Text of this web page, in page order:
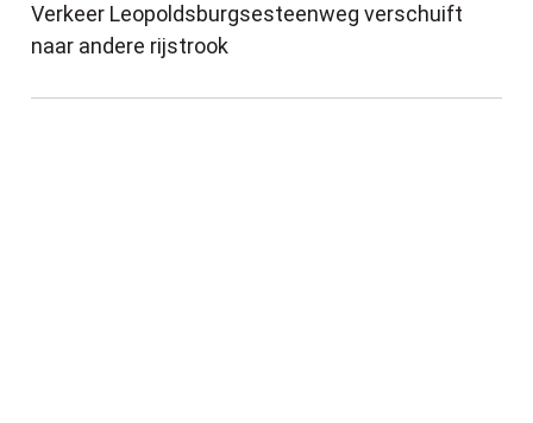
Verkeer Leopoldsburgsesteenweg verschuift
naar andere rijstrook